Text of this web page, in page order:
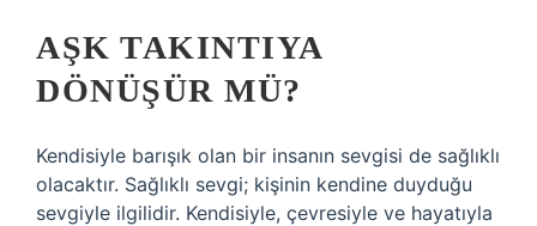
AŞK TAKINTIYA
DÖNÜŞÜR MÜ?
Kendisiyle barışık olan bir insanın sevgisi de sağlıklı
olacaktır. Sağlıklı sevgi; kişinin kendine duyduğu
sevgiyle ilgilidir. Kendisiyle, çevresiyle ve hayatıyla